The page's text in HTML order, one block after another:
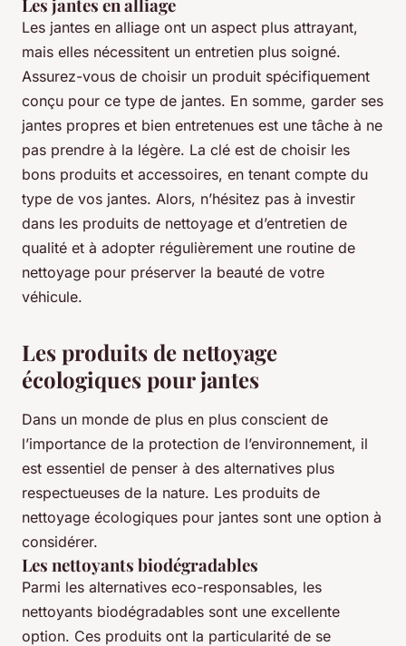
Les jantes en alliage
Les jantes en alliage ont un aspect plus attrayant,
mais elles nécessitent un entretien plus soigné.
Assurez-vous de choisir un produit spécifiquement
conçu pour ce type de jantes. En somme, garder ses
jantes propres et bien entretenues est une tâche à ne
pas prendre à la légère. La clé est de choisir les
bons produits et accessoires, en tenant compte du
type de vos jantes. Alors, n’hésitez pas à investir
dans les produits de nettoyage et d’entretien de
qualité et à adopter régulièrement une routine de
nettoyage pour préserver la beauté de votre
véhicule.
Les produits de nettoyage
écologiques pour jantes
Dans un monde de plus en plus conscient de
l’importance de la protection de l’environnement, il
est essentiel de penser à des alternatives plus
respectueuses de la nature. Les produits de
nettoyage écologiques pour jantes sont une option à
considérer.
Les nettoyants biodégradables
Parmi les alternatives eco-responsables, les
nettoyants biodégradables sont une excellente
option. Ces produits ont la particularité de se